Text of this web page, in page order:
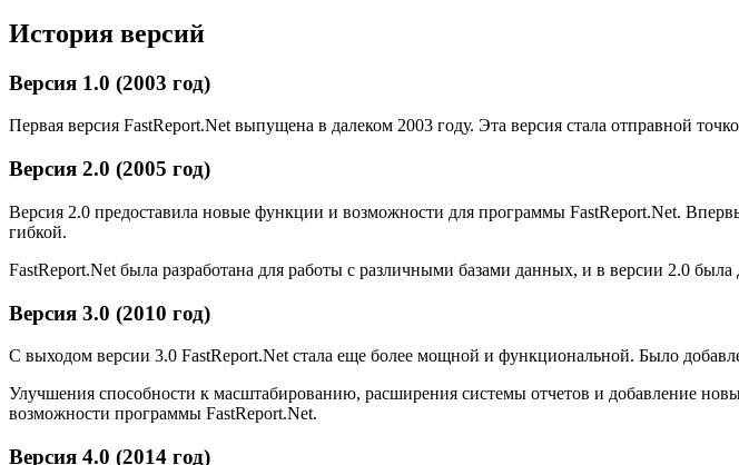
История версий
Версия 1.0 (2003 год)
Первая версия FastReport.Net выпущена в далеком 2003 году. Эта версия стала отправной
Версия 2.0 (2005 год)
Версия 2.0 предоставила новые функции и возможности для программы FastReport.Net.
гибкой.
FastReport.Net была разработана для работы с различными базами данных, и в версии 2.0
Версия 3.0 (2010 год)
С выходом версии 3.0 FastReport.Net стала еще более мощной и функциональной. Было
Улучшения способности к масштабированию, расширения системы отчетов и добавление
возможности программы FastReport.Net.
Версия 4.0 (2014 год)